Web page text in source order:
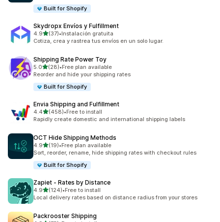
Built for Shopify
Skydropx Envíos y Fulfillment
4.95つ星中
(37)
合計レビュー数：37件
•Instalación gratuita
Cotiza, crea y rastrea tus envíos en un solo lugar.
Shipping Rate Power Toy
5.05つ星中
(28)
合計レビュー数：28件
•Free plan available
Reorder and hide your shipping rates
Built for Shopify
Envia Shipping and Fulfillment
4.45つ星中
(458)
合計レビュー数：458件
•Free to install
Rapidly create domestic and international shipping labels
OCT Hide Shipping Methods
4.95つ星中
(19)
合計レビュー数：19件
•Free plan available
Sort, reorder, rename, hide shipping rates with checkout rules
Built for Shopify
Zapiet ‑ Rates by Distance
4.95つ星中
(124)
合計レビュー数：124件
•Free to install
Local delivery rates based on distance radius from your stores
Packrooster Shipping